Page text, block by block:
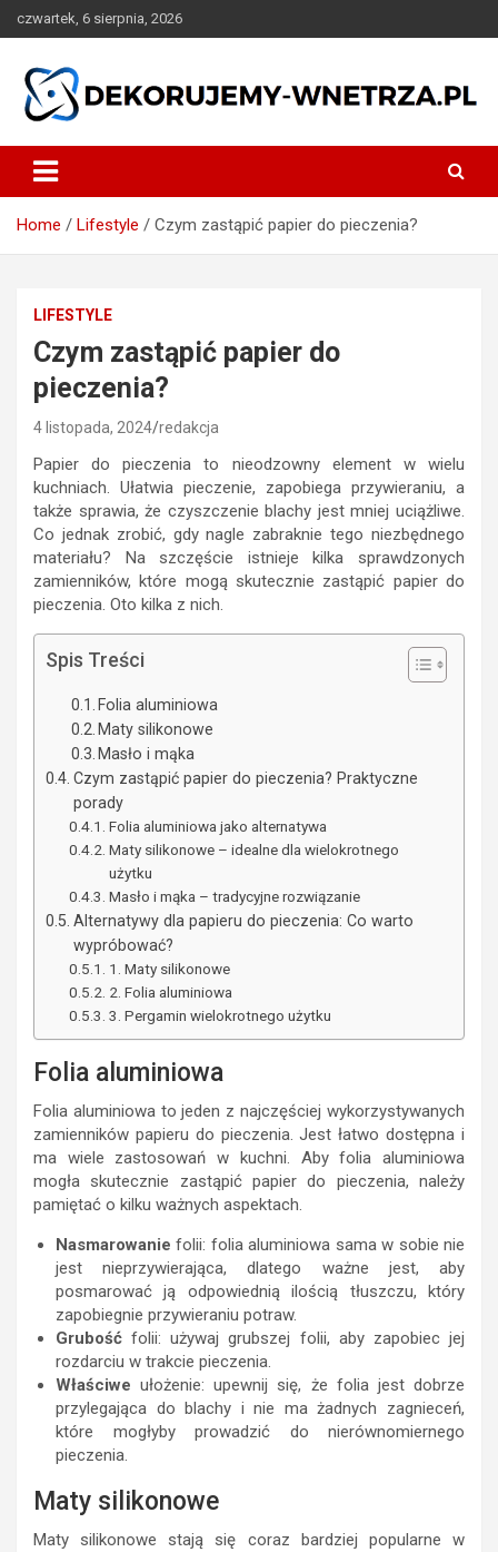
to
czwartek, 6 sierpnia, 2026
dekorujemy-wnetrza.pl
Home Lifestyle Czym zastąpić papier do pieczenia?
LIFESTYLE
Czym zastąpić papier do
pieczenia?
4 listopada, 2024 redakcja
Papier do pieczenia to nieodzowny element w wielu
kuchniach. Ułatwia pieczenie, zapobiega przywieraniu, a
także sprawia, że czyszczenie blachy jest mniej uciążliwe.
Co jednak zrobić, gdy nagle zabraknie tego niezbędnego
materiału? Na szczęście istnieje kilka sprawdzonych
zamienników, które mogą skutecznie zastąpić papier do
pieczenia. Oto kilka z nich.
Spis Treści
Folia aluminiowa
Maty silikonowe
Masło i mąka
Czym zastąpić papier do pieczenia? Praktyczne
porady
Folia aluminiowa jako alternatywa
Maty silikonowe – idealne dla wielokrotnego
użytku
Masło i mąka – tradycyjne rozwiązanie
Alternatywy dla papieru do pieczenia: Co warto
wypróbować?
1. Maty silikonowe
2. Folia aluminiowa
3. Pergamin wielokrotnego użytku
Folia aluminiowa
Folia aluminiowa to jeden z najczęściej wykorzystywanych
zamienników papieru do pieczenia. Jest łatwo dostępna i
ma wiele zastosowań w kuchni. Aby folia aluminiowa
mogła skutecznie zastąpić papier do pieczenia, należy
pamiętać o kilku ważnych aspektach.
Nasmarowanie folii: folia aluminiowa sama w sobie nie
jest nieprzywierająca, dlatego ważne jest, aby
posmarować ją odpowiednią ilością tłuszczu, który
zapobiegnie przywieraniu potraw.
Grubość folii: używaj grubszej folii, aby zapobiec jej
rozdarciu w trakcie pieczenia.
Właściwe ułożenie: upewnij się, że folia jest dobrze
przylegająca do blachy i nie ma żadnych zagnieceń,
które mogłyby prowadzić do nierównomiernego
pieczenia.
Maty silikonowe
Maty silikonowe stają się coraz bardziej popularne w